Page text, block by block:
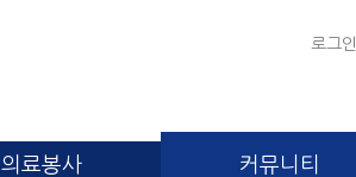
로그인
의료봉사 커뮤니티